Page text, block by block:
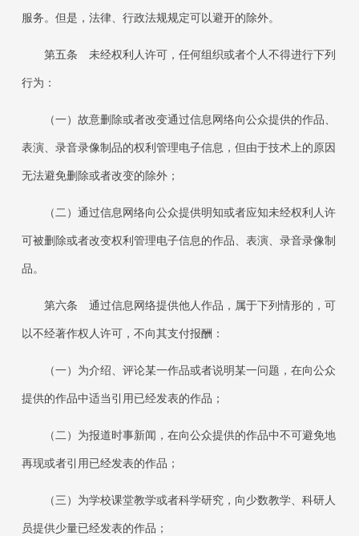
服务。但是，法律、行政法规规定可以避开的除外。
第五条 未经权利人许可，任何组织或者个人不得进行下列
行为：
（一）故意删除或者改变通过信息网络向公众提供的作品、
表演、录音录像制品的权利管理电子信息，但由于技术上的原因
无法避免删除或者改变的除外；
（二）通过信息网络向公众提供明知或者应知未经权利人许
可被删除或者改变权利管理电子信息的作品、表演、录音录像制
品。
第六条 通过信息网络提供他人作品，属于下列情形的，可
以不经著作权人许可，不向其支付报酬：
（一）为介绍、评论某一作品或者说明某一问题，在向公众
提供的作品中适当引用已经发表的作品；
（二）为报道时事新闻，在向公众提供的作品中不可避免地
再现或者引用已经发表的作品；
（三）为学校课堂教学或者科学研究，向少数教学、科研人
员提供少量已经发表的作品；